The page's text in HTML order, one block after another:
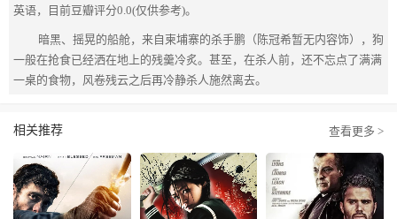
英语，目前豆瓣评分0.0(仅供参考)。
暗黑、摇晃的船舱，来自柬埔寨的杀手鹏（陈冠希暂无内容饰），狗
一般在抢食已经洒在地上的残羹冷炙。甚至，在杀人前，还不忘点了满满
一桌的食物，风卷残云之后再冷静杀人施然离去。
相关推荐 查看更多 >